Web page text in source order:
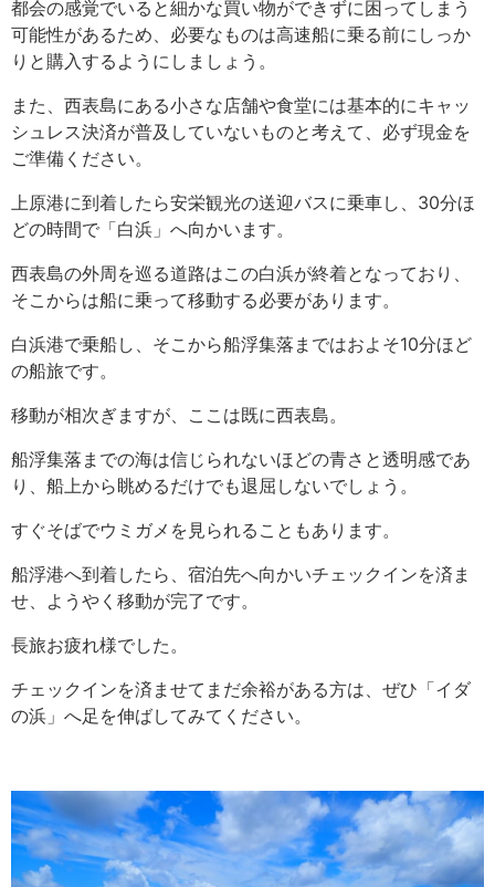
都会の感覚でいると細かな買い物ができずに困ってしまう
可能性があるため、必要なものは高速船に乗る前にしっか
りと購入するようにしましょう。
また、西表島にある小さな店舗や食堂には基本的にキャッ
シュレス決済が普及していないものと考えて、必ず現金を
ご準備ください。
上原港に到着したら安栄観光の送迎バスに乗車し、30分ほ
どの時間で「白浜」へ向かいます。
西表島の外周を巡る道路はこの白浜が終着となっており、
そこからは船に乗って移動する必要があります。
白浜港で乗船し、そこから船浮集落まではおよそ10分ほど
の船旅です。
移動が相次ぎますが、ここは既に西表島。
船浮集落までの海は信じられないほどの青さと透明感であ
り、船上から眺めるだけでも退屈しないでしょう。
すぐそばでウミガメを見られることもあります。
船浮港へ到着したら、宿泊先へ向かいチェックインを済ま
せ、ようやく移動が完了です。
長旅お疲れ様でした。
チェックインを済ませてまだ余裕がある方は、ぜひ「イダ
の浜」へ足を伸ばしてみてください。